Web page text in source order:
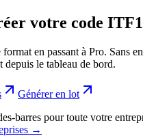
votre code
en passant à Pro. Sans
depuis le tableau de bord.
Générer en lot
barres pour toute votre
→